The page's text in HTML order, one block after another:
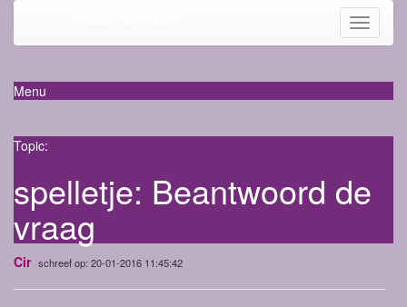
Toggle
Menu
Topic:
spelletje: Beantwoord de
vraag
Cir schreef op: 20-01-2016 11:45:42